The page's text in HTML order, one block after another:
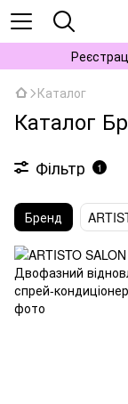
Каталог
Каталог
Фільтр 1
Бренд